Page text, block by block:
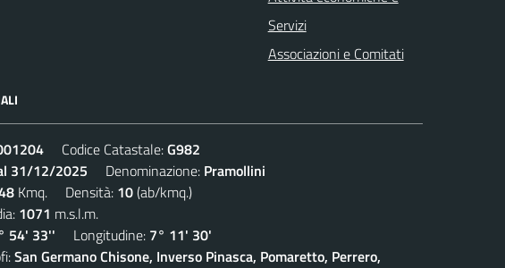
Servizi
Associazioni e Comitati
Codice Catastale:G982
31/12/2025 Denominazione: Pramollini
Kmq. Densità: 10(ab/kmq.)
1071 m.s.l.m.
54' 33'' Longitudine: 7° 11' 30'
San Germano Chisone, Inverso Pinasca, Pomaretto, Perrero,